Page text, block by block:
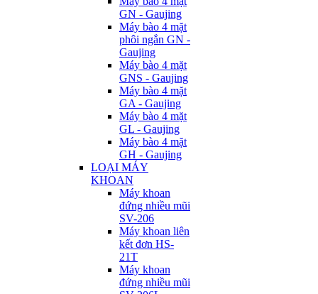
GN - Gaujing
Máy bào 4 mặt
phôi ngắn GN -
Gaujing
Máy bào 4 mặt
GNS - Gaujing
Máy bào 4 mặt
GA - Gaujing
Máy bào 4 mặt
GL - Gaujing
Máy bào 4 mặt
GH - Gaujing
LOẠI MÁY
KHOAN
Máy khoan
đứng nhiều mũi
SV-206
Máy khoan liên
kết đơn HS-
21T
Máy khoan
đứng nhiều mũi